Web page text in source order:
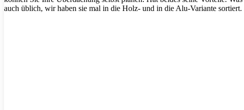
auch üblich, wir haben sie mal in die Holz- und in die Alu-Variante sortiert.